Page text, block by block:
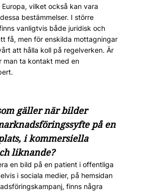
vilket också kan vara
bestämmelser. I större
vanligtvis både juridisk och
få, men för enskilda mottagningar
att hålla koll på regelverken. Är
man ta kontakt med en
gäller när bilder
på en
i kommersiella
liknande?
en bild på en patient i offentliga
i sociala medier, på hemsidan
finns några